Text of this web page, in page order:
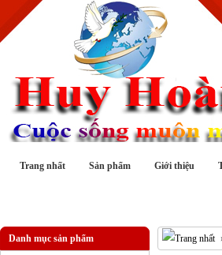
Trang nhất Sản phẩm Giới thiệu
Danh mục sản phẩm